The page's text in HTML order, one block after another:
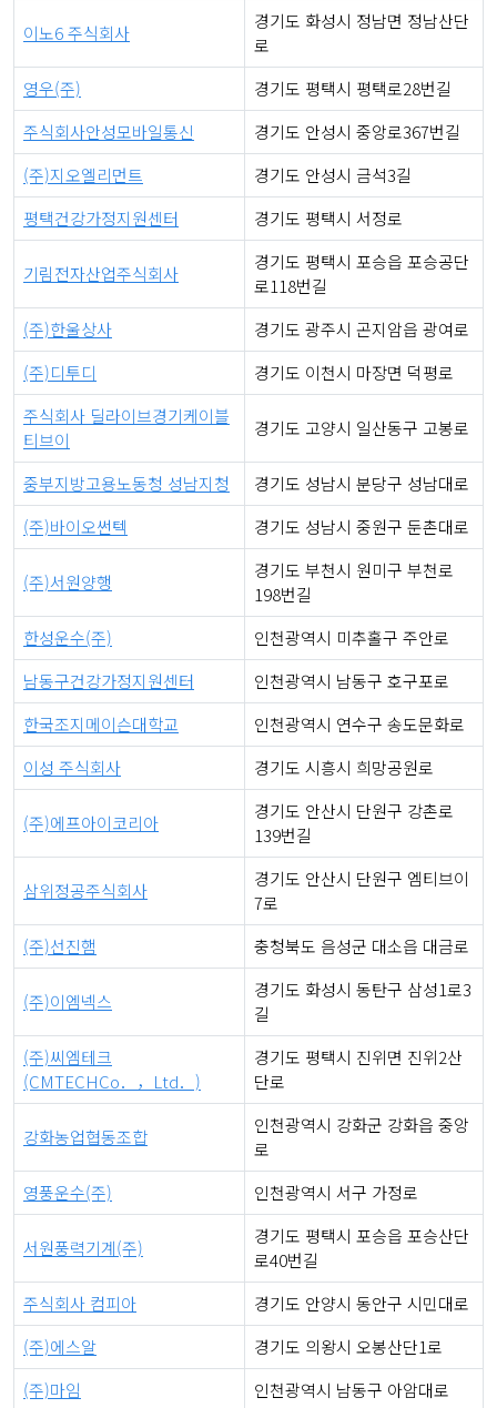
이노6 주식회사
경기도 화성시 정남면 정남산단
로
영우(주)
경기도 평택시 평택로28번길
주식회사안성모바일통신
경기도 안성시 중앙로367번길
(주)지오엘리먼트
경기도 안성시 금석3길
평택건강가정지원센터
경기도 평택시 서정로
기림전자산업주식회사
경기도 평택시 포승읍 포승공단
로118번길
(주)한울상사
경기도 광주시 곤지암읍 광여로
(주)디투디
경기도 이천시 마장면 덕평로
주식회사 딜라이브경기케이블
티브이
경기도 고양시 일산동구 고봉로
중부지방고용노동청 성남지청
경기도 성남시 분당구 성남대로
(주)바이오썬텍
경기도 성남시 중원구 둔촌대로
(주)서원양행
경기도 부천시 원미구 부천로
198번길
한성운수(주)
인천광역시 미추홀구 주안로
남동구건강가정지원센터
인천광역시 남동구 호구포로
한국조지메이슨대학교
인천광역시 연수구 송도문화로
이성 주식회사
경기도 시흥시 희망공원로
(주)에프아이코리아
경기도 안산시 단원구 강촌로
139번길
삼위정공주식회사
경기도 안산시 단원구 엠티브이
7로
(주)선진햄
충청북도 음성군 대소읍 대금로
(주)이엠넥스
경기도 화성시 동탄구 삼성1로3
길
(주)씨엠테크
(CMTECHCo．，Ltd．)
경기도 평택시 진위면 진위2산
단로
강화농업협동조합
인천광역시 강화군 강화읍 중앙
로
영풍운수(주)
인천광역시 서구 가정로
서원풍력기계(주)
경기도 평택시 포승읍 포승산단
로40번길
주식회사 컴피아
경기도 안양시 동안구 시민대로
(주)에스알
경기도 의왕시 오봉산단1로
(주)마임
인천광역시 남동구 아암대로